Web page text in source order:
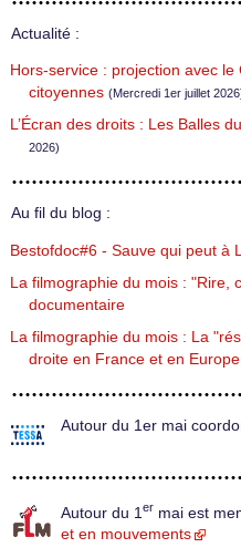
Actualité :
Hors-service : projection avec
citoyennes (Mercredi 1er juillet
L’Écran des droits : Les Balles
2026)
Au fil du blog :
Bestofdoc#6 - Sauve qui peut à
La filmographie du mois : "Rire,
documentaire
La filmographie du mois : La
droite en France et en Europe
Autour du 1er mai
Autour du 1 er mai est
et en mouvements